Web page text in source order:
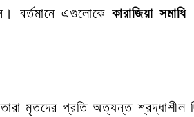
বর্তমানে এগুলোকে কারাজিয়া
মৃতদের প্রতি অত্যন্ত শ্রদ্ধাশীল